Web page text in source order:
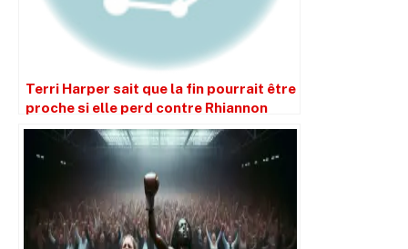
Terri Harper sait que la fin pourrait être
proche si elle perd contre Rhiannon
Dixon.